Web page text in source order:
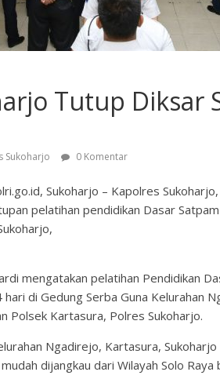
Tutup Diksar
Sukoharjo 0 Komentar
Sukoharjo – Kapolres
pelatihan pendidikan Dasar
mengatakan pelatihan Pendidikan
hari di Gedung Serba Guna Kelurahan
Polsek Kartasura, Polres Sukoharjo.
Ngadirejo, Kartasura,
dijangkau dari Wilayah Solo Raya